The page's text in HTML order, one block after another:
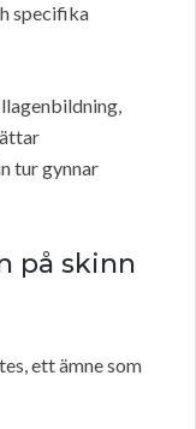
specifika
tur gynnar
på skinn
ett ämne som